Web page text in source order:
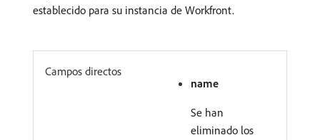
establecido para su instancia de Workfront.
Campos directos
name
Se han
eliminado los